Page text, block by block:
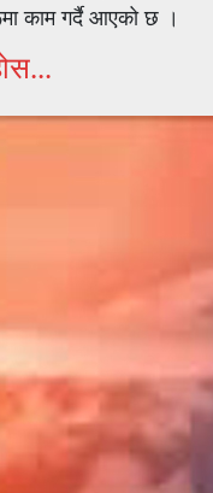
काम गर्दै आएको छ ।